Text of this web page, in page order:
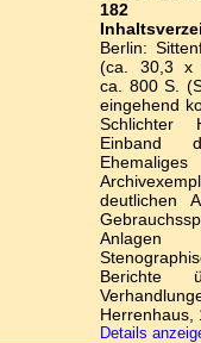
182
Berlin:
(ca. 30,3 x
ca. 800 S.
eingehend
Schlichter
Einband
Ehemaliges
deutlichen
Anlagen
Berichte
Herrenhaus,
Details